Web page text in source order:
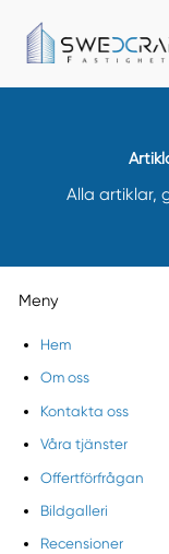
Alla artiklar,
Meny
Hem
Om oss
Kontakta oss
Våra tjänster
Offertförfrågan
Bildgalleri
Recensioner